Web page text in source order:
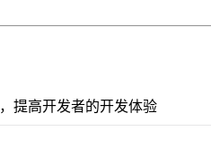
，提高开发者的开发体验